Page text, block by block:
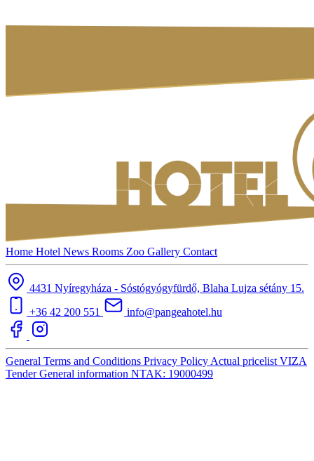
Home Hotel News Rooms Zoo Gallery Contact
4431 Nyíregyháza - Sóstógyógyfürdő, Blaha Lujza sétány 15.
+36 42 200 551
info@pangeahotel.hu
General Terms and Conditions Privacy Policy Actual pricelist VIZA
TenderGeneral information NTAK: 19000499